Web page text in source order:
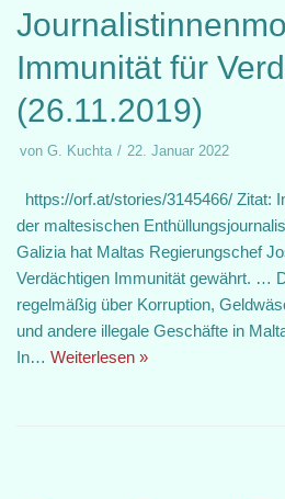
Immunität für
(26.11.2019)
von G. Kuchta 22. Januar 2022
https://orf.at/stories/3145466/ Zitat:
der maltesischen
Galizia hat Maltas Regierungschef
Verdächtigen Immunität gewährt. …
regelmäßig über Korruption,
und andere illegale Geschäfte in
In… Weiterlesen »